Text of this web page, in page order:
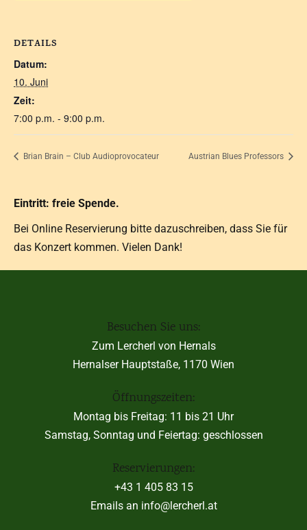
DETAILS
Datum:
10. Juni
Zeit:
7:00 p.m. - 9:00 p.m.
Brian Brain – Club Audioprovocateur Austrian Blues Professors
Eintritt: freie Spende.
Bei Online Reservierung bitte dazuschreiben, dass Sie für
das Konzert kommen. Vielen Dank!
Besuchen Sie uns:
Zum Lercherl von Hernals
Hernalser Hauptstaße, 1170 Wien
Öffnungszeiten:
Montag bis Freitag: 11 bis 21 Uhr
Samstag, Sonntag und Feiertag: geschlossen
Reservierungen:
+43 1 405 83 15
Emails an info@lercherl.at